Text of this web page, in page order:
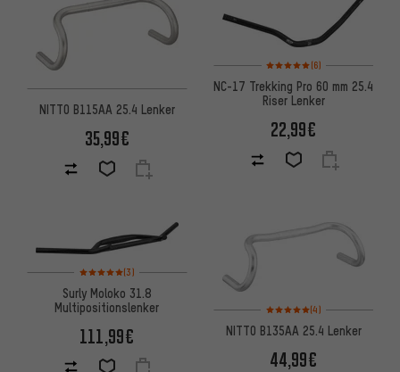
NITTO B115AA 25.4 Lenker
35,99€
Bewertungen: 5 von 5
(6)
NC-17 Trekking Pro 60 mm 25.4
Riser Lenker
22,99€
Bewertungen: 5 von 5 basierend auf 3 Bewertungen
(3)
Surly Moloko 31.8
Multipositionslenker
111,99€
Bewertungen: 5 von 5
(4)
NITTO B135AA 25.4 Lenker
44,99€